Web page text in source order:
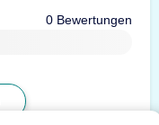
0 Bewertungen